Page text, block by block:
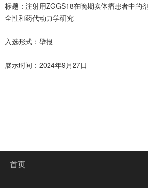
标题：注射用ZGGS18在晚期实体瘤患者中的
全性和药代动力学研究
入选形式：壁报
展示时间：2024年9月27日
首页